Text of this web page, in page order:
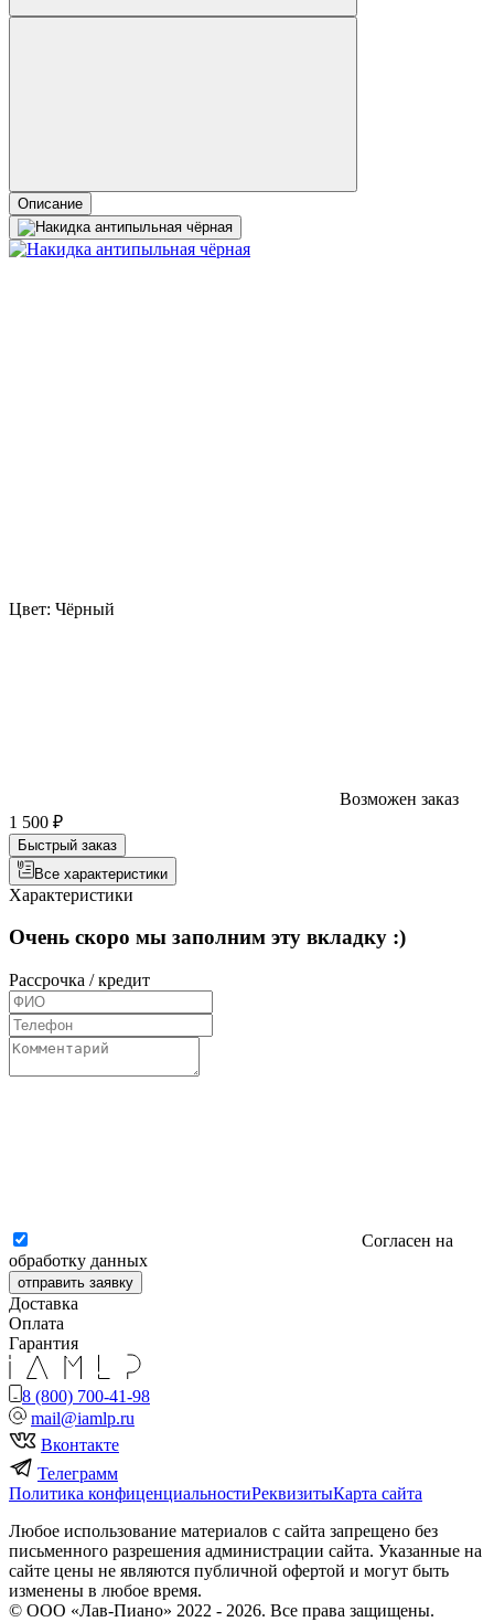
Описание
Цвет: Чёрный
Возможен заказ
1 500 ₽
Быстрый заказ
Все характеристики
Характеристики
Очень скоро мы заполним эту вкладку :)
Рассрочка / кредит
Согласен на
обработку данных
отправить заявку
Доставка
Оплата
Гарантия
8 (800) 700-41-98
mail@iamlp.ru
Вконтакте
Телеграмм
Политика конфиценциальностиРеквизитыКарта сайта
Любое использование материалов с сайта запрещено без
письменного разрешения администрации сайта. Указанные на
сайте цены не являются публичной офертой и могут быть
изменены в любое время.
© ООО «Лав-Пиано» 2022 - 2026. Все права защищены.